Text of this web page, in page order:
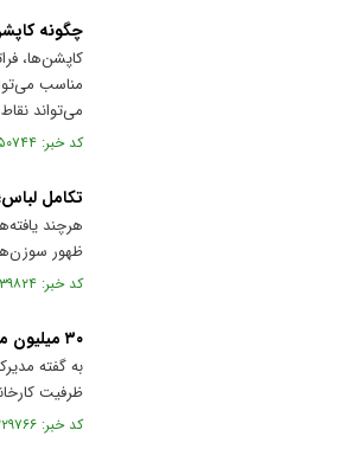
چگونه
کاپشن‌ها،
مناسب
می‌تواند
کد خبر: ۱۲۵۰۷۴۴ تاریخ انتشار : ۱۴۰۳/۰۶/۲۲
تکامل
هرچند
ظهور
کد خبر: ۱۲۳۹۸۲۴ تاریخ انتشار : ۱۴۰۳/۰۴/۲۴
۳۰ میلیون متر به ظرفیت تولید چادر مشکی ایرانی افزوده می‌شود
ظرفیت کارخانه
کد خبر: ۱۲۲۹۷۶۶ تاریخ انتشار : ۱۴۰۳/۰۲/۲۹